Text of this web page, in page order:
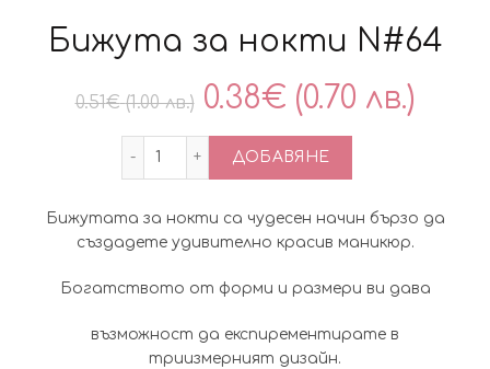
Бижута за нокти N#64
0.51€ (1.00 лв.) Original
price
0.51€
(1.00
лв.).
0.38€ (0.70 лв.)
(0.70
количество за Бижута за нокти N#64
ДОБАВЯНЕ
Бижутата за нокти са чудесен начин бързо да
създадете удивително красив маникюр.
Богатството от форми и размери ви дава
възможност да експирементирате в
триизмерният дизайн.